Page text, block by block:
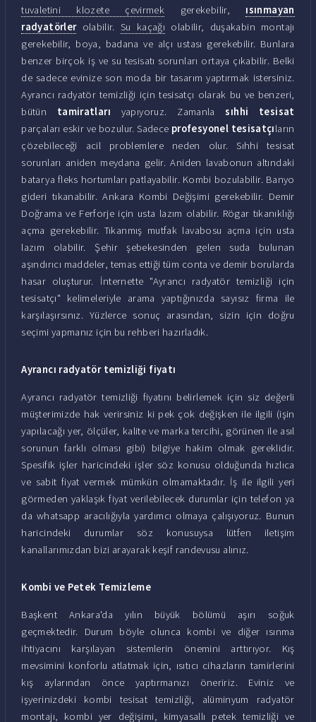
tuvaletini klozete çevirmek gerekebilir, ısınmayan
radyatörlerolabilir. Su kaçağı olabilir, duşakabin montajı
gerekebilir, boya, badana ve alçı ustası gerekebilir. Bunlara
benzer birçok iş ve su tesisatı sorunları ortaya çıkabilir. Belki
de sadece evinize son moda bir tasarım yaptırmak istersiniz.
Ayrancı radyatör temizliği için tesisatçı olarak bu ve benzeri,
bütün tamiratları yapıyoruz. Zamanlasıhhi tesisat
parçaları eskir ve bozulur. Sadece profesyonel tesisatçıların
çözebileceği acil problemlere neden olur. Sıhhi tesisat
sorunları aniden meydana gelir. Aniden lavabonun altındaki
batarya fleks hortumları patlayabilir. Kombi bozulabilir. Banyo
gideri tıkanabilir. Ankara Kombi Değişimi gerekebilir. Demir
Doğrama ve Ferforje için usta lazım olabilir. Rögar tıkanıklığı
açma gerekebilir. Tıkanmış mutfak lavabosu açma için usta
lazım olabilir. Şehir şebekesinden gelen suda bulunan
aşındırıcı maddeler, temas ettiği tüm conta ve demir borularda
hasar oluşturur. İnternette "Ayrancı radyatör temizliği için
tesisatçı" kelimeleriyle arama yaptığınızda sayısız firma ile
karşılaşırsınız. Yüzlerce sonuç arasından, sizin için doğru
seçimi yapmanız için bu rehberi hazırladık.
Ayrancı radyatör temizliği fiyatı
Ayrancı radyatör temizliği fiyatını belirlemek için siz değerli
müşterimizde hak verirsiniz ki pek çok değişken ile ilgili (işin
yapılacağı yer, ölçüler, kalite ve marka tercihi, görünen ile asıl
sorunun farklı olması gibi) bilgiye hakim olmak gereklidir.
Spesifik işler haricindeki işler söz konusu olduğunda hızlıca
ve sabit fiyat vermek mümkün olmamaktadır. İş ile ilgili yeri
görmeden yaklaşık fiyat verilebilecek durumlar için telefon ya
da whatsapp aracılığıyla yardımcı olmaya çalışıyoruz. Bunun
haricindeki durumlar söz konusuysa lütfen iletişim
kanallarımızdan bizi arayarak keşif randevusu alınız.
Kombi ve Petek Temizleme
Başkent Ankara'da yılın büyük bölümü aşırı soğuk
geçmektedir. Durum böyle olunca kombi ve diğer ısınma
ihtiyacını karşılayan sistemlerin önemini arttırıyor. Kış
mevsimini konforlu atlatmak için, ısıtıcı cihazların tamirlerini
kış aylarından önce yaptırmanızı öneririz. Eviniz ve
işyerinizdeki kombi tesisat temizliği, alüminyum radyatör
montajı, kombi yer değişimi, kimyasallı petek temizliği ve